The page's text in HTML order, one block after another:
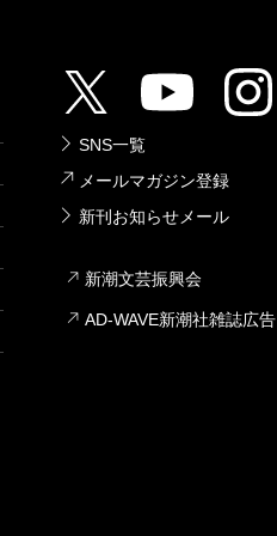
SNS一覧
メールマガジン登録
新刊お知らせメール
新潮文芸振興会
AD-WAVE新潮社雑誌広告